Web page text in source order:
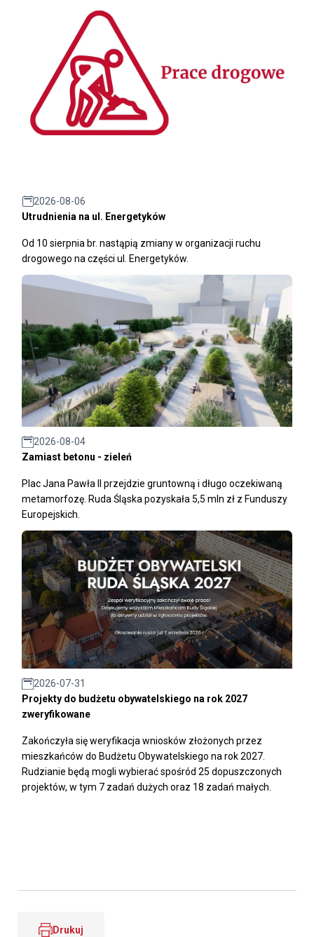
2026-08-06
Utrudnienia na ul. Energetyków
Od 10 sierpnia br. nastąpią zmiany w organizacji ruchu
drogowego na części ul. Energetyków.
2026-08-04
Zamiast betonu - zieleń
Plac Jana Pawła II przejdzie gruntowną i długo oczekiwaną
metamorfozę. Ruda Śląska pozyskała 5,5 mln zł z Funduszy
Europejskich.
2026-07-31
Projekty do budżetu obywatelskiego na rok 2027
zweryfikowane
Zakończyła się weryfikacja wniosków złożonych przez
mieszkańców do Budżetu Obywatelskiego na rok 2027.
Rudzianie będą mogli wybierać spośród 25 dopuszczonych
projektów, w tym 7 zadań dużych oraz 18 zadań małych.
Drukuj